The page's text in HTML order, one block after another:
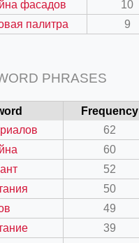
фасадов 10
палитра
9
PHRASES
Frequency
62
60
52
50
49
39